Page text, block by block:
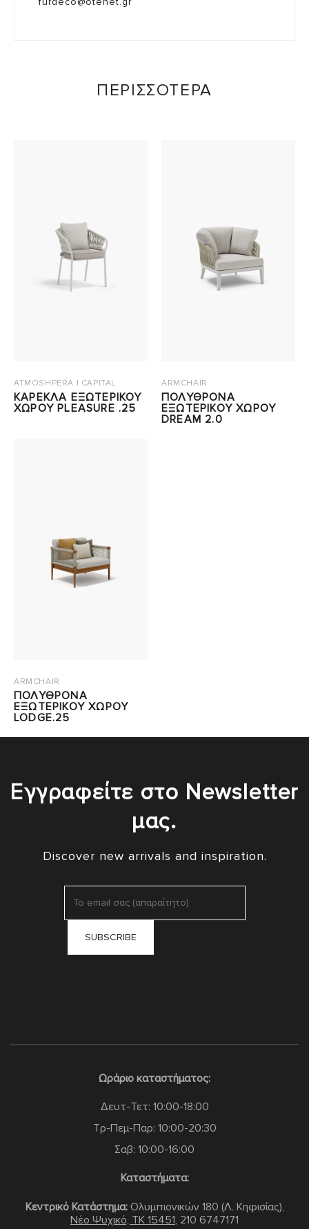
ΠΕΡΙΣΣΟΤΕΡΑ
ATMOSHPERA | CAPITAL
ΚΑΡΕΚΛΑ ΕΞΩΤΕΡΙΚΟΥ
ΧΩΡΟΥ PLEASURE .25
ARMCHAIR
ΠΟΛΥΘΡΟΝΑ
ΕΞΩΤΕΡΙΚΟΥ ΧΩΡΟΥ
DREAM 2.0
ARMCHAIR
ΠΟΛΥΘΡΟΝΑ
ΕΞΩΤΕΡΙΚΟΥ ΧΩΡΟΥ
LODGE.25
Εγγραφείτε στο Newsletter
μας.
Discover new arrivals and inspiration.
Ωράριο καταστήματος:
Δευτ-Τετ: 10:00-18:00
Τρ-Πεμ-Παρ: 10:00-20:30
Σαβ: 10:00-16:00
Καταστήματα:
Κεντρικό Κατάστημα:Ολυμπιονικών 180 (Λ. Κηφισίας),
Νέο Ψυχικό, TK 15451, 210 6747171